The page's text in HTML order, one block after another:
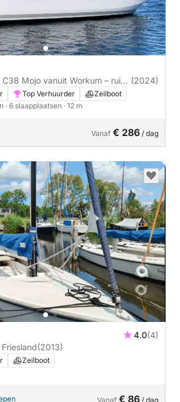
Mojo vanuit Workum – ruim, (2024)
Top Verhuurder
Zeilboot
· 6 slaapplaatsen · 12 m
Vanaf € 286 / dag
4.0(4)
(2013)
Zeilboot
Vanaf € 86 / dag